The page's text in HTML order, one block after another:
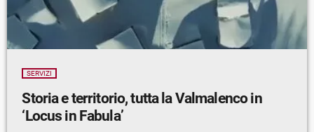
SERVIZI
Storia e territorio, tutta la Valmalenco in
‘Locus in Fabula’